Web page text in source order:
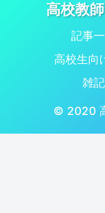
高校教
記事
高校生向
雑記
© 2020